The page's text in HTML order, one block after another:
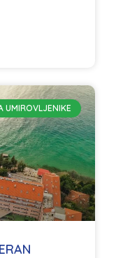
UMIROVLJENIKE